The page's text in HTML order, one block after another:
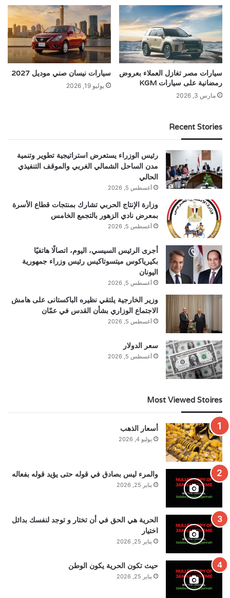
سيارات مصر تغازل العملاء بعروض
رمضانية على سيارات KGM
مارس 3, 2026
سيارات نيسان صني موديل 2027
يوليو 19, 2026
Recent Stories
رئيس الوزراء يستعرض استراتيجية تطوير وتنمية
مدن الساحل الشمالي الغربي والموقف التنفيذي
الحالي
أغسطس 5, 2026
وزارة الإنتاج الحربي تشارك بمنتجات قطاع الأسرة
بمعرض نادي الزهور بالتجمع الخامس
أغسطس 5, 2026
أجرى الرئيس السيسي، اليوم، اتصالًا هاتفيًا
بكيرياكوس ميتسوتاكيس رئيس وزراء جمهورية
اليونان
أغسطس 5, 2026
وزير الخارجية يلتقي نظيره الباكستانى على هامش
الاجتماع الوزاري بشأن القدس في عمّان
أغسطس 5, 2026
سعر الدولار
أغسطس 5, 2026
Most Viewed Stoires
أسعار الذهب
يوليو 4, 2026
والمرء ليس بصادق في قوله حتى يؤيد قوله بفعاله
يناير 25, 2026
الحرية هي الحق في أن تختار و توجد لنفسك بدائل
اختيار
يناير 25, 2026
حيث تكون الحرية يكون الوطن
يناير 25, 2026